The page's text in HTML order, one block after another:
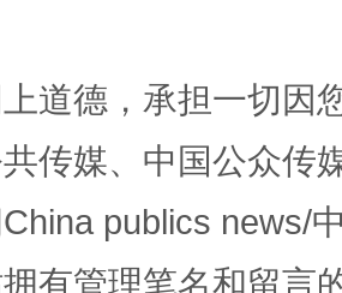
山、麦地、白藏房 除
道德，承担一切因
传媒、中国公众传
publics news/
有管理笔名和留言